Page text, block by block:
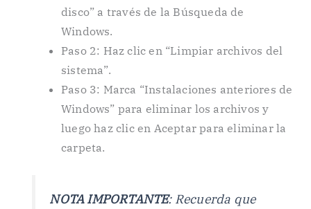
disco” a través de la Búsqueda de
Windows.
Paso 2: Haz clic en “Limpiar archivos del
sistema”.
Paso 3: Marca “Instalaciones anteriores de
Windows” para eliminar los archivos y
luego haz clic en Aceptar para eliminar la
carpeta.
NOTA IMPORTANTE: Recuerda que